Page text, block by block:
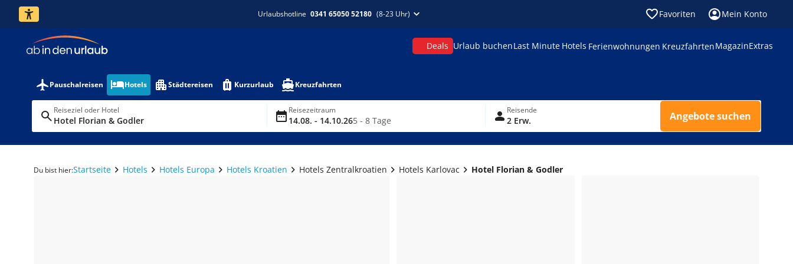
Urlaubshotline 0341 65050 52180 (8-23 Uhr) Favoriten Mein Konto
Deals Urlaub buchenLast Minute Hotels Ferienwohnungen KreuzfahrtenMagazinExtras
Pauschalreisen Hotels Städtereisen Kurzurlaub Kreuzfahrten
Reiseziel oder Hotel
Hotel Florian & Godler
Reisezeitraum
14.08. - 14.10.265 - 8 Tage
Reisende
2 Erw. Angebote suchen
Du bist hier:Startseite Hotels Hotels Europa Hotels Kroatien Hotels Zentralkroatien Hotels Karlovac Hotel Florian & Godler